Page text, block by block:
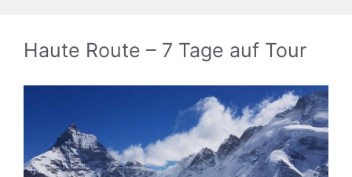
Haute Route – 7 Tage auf Tour